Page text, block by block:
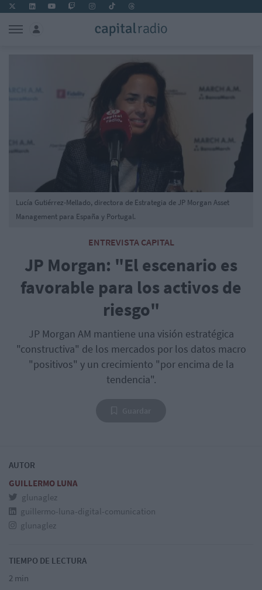
ENTREVISTA CAPITAL
JP Morgan: "El escenario es
favorable para los activos de
riesgo"
JP Morgan AM mantiene una visión estratégica
"constructiva" de los mercados por los datos macro
"positivos" y un crecimiento "por encima de la
tendencia".
Lucía Gutiérrez-Mellado, directora de Estrategia de JP Morgan Asset
Management para España y Portugal.
AUTOR
GUILLERMO LUNA
glunaglez
guillermo-luna-digital-comunication
glunaglez
TIEMPO DE LECTURA
2 min